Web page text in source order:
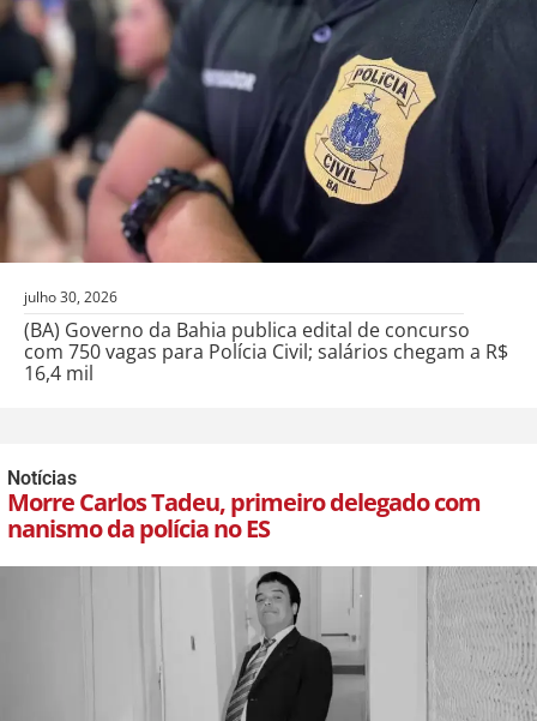
julho 30, 2026
(BA) Governo da Bahia publica edital de concurso
com 750 vagas para Polícia Civil; salários chegam a R$
16,4 mil
Notícias
Morre Carlos Tadeu, primeiro delegado com
nanismo da polícia no ES